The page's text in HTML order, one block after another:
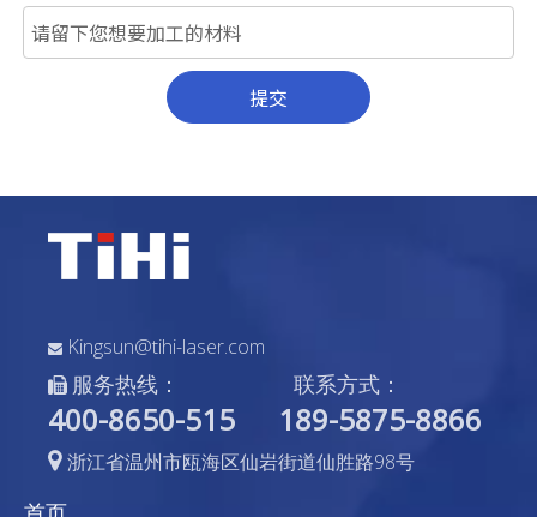
提交
 Kingsun@tihi-laser.com
 服务热线： 联系方式：
400-8650-515 189-5875-8866
 浙江省温州市瓯海区仙岩街道仙胜路98号